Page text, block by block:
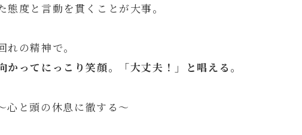
度と言動を貫くことが大事。
の精神で。
ってにっこり笑顔。「大丈夫！」と唱える 。
心と頭の休息に徹する～